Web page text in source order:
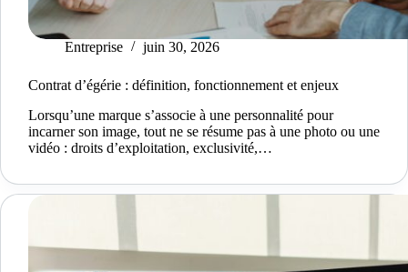
Entreprise juin 30, 2026
Contrat d’égérie : définition, fonctionnement et enjeux
Lorsqu’une marque s’associe à une personnalité pour
incarner son image, tout ne se résume pas à une photo ou une
vidéo : droits d’exploitation, exclusivité,…